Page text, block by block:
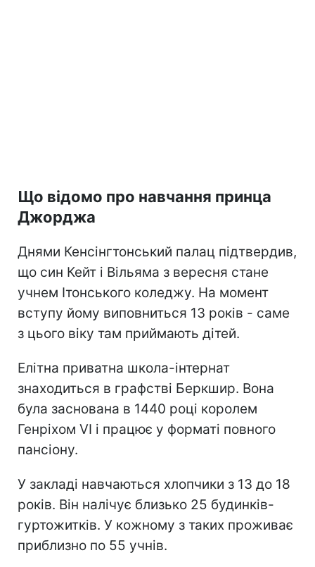
Що відомо про навчання принца
Джорджа
Днями Кенсінгтонський палац підтвердив,
що син Кейт і Вільяма з вересня стане
учнем Ітонського коледжу. На момент
вступу йому виповниться 13 років - саме
з цього віку там приймають дітей.
Елітна приватна школа-інтернат
знаходиться в графстві Беркшир. Вона
була заснована в 1440 році королем
Генріхом VI і працює у форматі повного
пансіону.
У закладі навчаються хлопчики з 13 до 18
років. Він налічує близько 25 будинків-
гуртожитків. У кожному з таких проживає
приблизно по 55 учнів.